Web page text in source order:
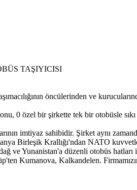
TAŞIYICISI
öncülerinden ve
0 özel bir şirkette tek bir otobüsle
imtiyaz sahibidir. Şirket aynı
Birleşik Krallığı'ndan NATO
ve Yunanistan'a düzenli otobüs hatları
Kumanova, Kalkandelen.